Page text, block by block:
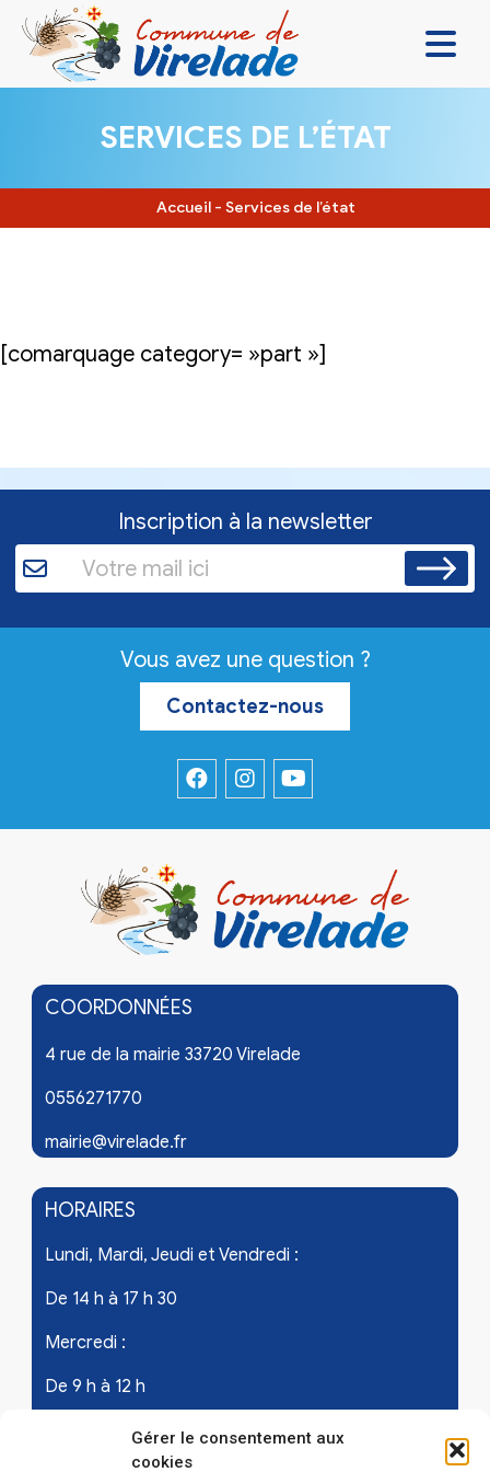
Gérer le consentement aux
cookies
VIVRE ENSEMBLE
SE DIVERTIR
SERVICES DE L’ÉTAT
Accueil - Services de l’état
[comarquage category= »part »]
Inscription à la newsletter
Vous avez une question ?
Contactez-nous
COORDONNÉES
4 rue de la mairie 33720 Virelade
0556271770
mairie@virelade.fr
HORAIRES
Lundi, Mardi, Jeudi et Vendredi :
De 14 h à 17 h 30
Mercredi :
De 9 h à 12 h
Samedi - les 1er et 3ème de chaque mois :